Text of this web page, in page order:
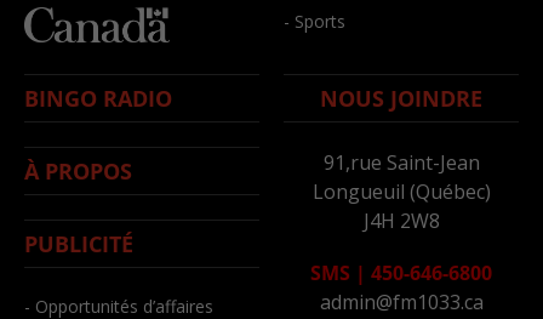
- Sports
BINGO RADIO
À PROPOS
PUBLICITÉ
- Opportunités d’affaires
NOUS JOINDRE
91,rue Saint-Jean
Longueuil (Québec)
J4H 2W8
SMS | 450-646-6800
admin@fm1033.ca